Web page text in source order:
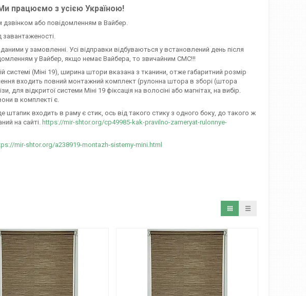
працюємо з усією Україною!
або повідомленням в Вайбер.
завантаженості.
у замовленні. Усі відправки відбуваються у встановлений день після
у Вайбер, якщо немає Вайбера, то звичайним СМС!!!
системі (Міні 19), ширина штори вказана з тканини, отже габаритний розмір
входить повний монтажний комплект (рулонна штора в зборі (штора
відкритої системи Міні 19 фіксація на волосіні або магнітах, на вибір.
в комплекті є.
штапик входить в раму є стик, ось від такого стику з одного боку, до такого ж
на сайті. https://mir-shtor.org/cp49985-kak-pravilno-zameryat-rulonnye-
mir-shtor.org/a238919-montazh-sistemy-mini.html